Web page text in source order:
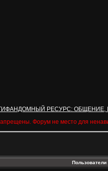
РЕСУРС: ОБЩЕНИЕ,
Форум не место для
Пользователи